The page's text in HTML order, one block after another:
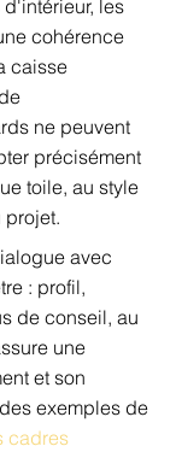
les
cohérence
caisse
ne peuvent
précisément
toile, au style
projet.
avec
: profil,
de conseil, au
une
et son
exemples de
cadres